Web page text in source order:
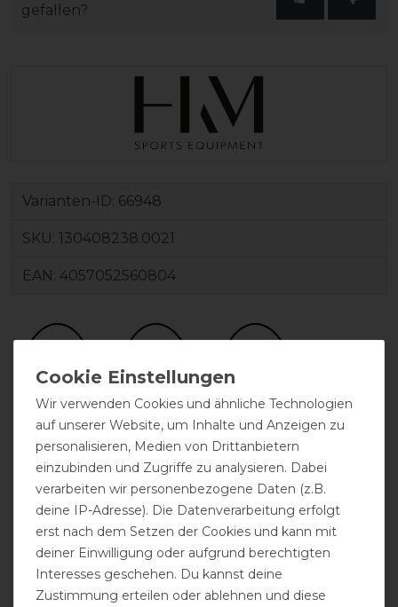
gefallen?
Varianten-ID: 66948
SKU: 130408238.0021
EAN: 4057052560804
zwei
Kreuzgurte
atmungsaktiv
Doppelter
Frontverschluss
Wir verwenden Cookies und ähnliche Technologien
auf unserer Website, um Inhalte und Anzeigen zu
personalisieren, Medien von Drittanbietern
einzubinden und Zugriffe zu analysieren. Dabei
verarbeiten wir personenbezogene Daten (z.B.
deine IP-Adresse). Die Datenverarbeitung erfolgt
erst nach dem Setzen der Cookies und kann mit
deiner Einwilligung oder aufgrund berechtigten
Interesses geschehen. Du kannst deine
Zustimmung erteilen oder ablehnen und diese